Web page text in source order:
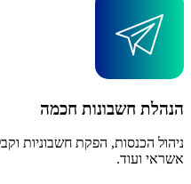
הנהלת חשבונות חכמה
ניהול הכנסות, הפקת חשבוניות
אשראי ועוד.